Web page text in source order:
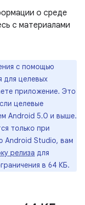
о среде
с материалами
с помощью
для целевых
приложение. Это
целевые
Android 5.0 и выше.
только при
Android Studio, вам
релиза для
в 64 КБ.